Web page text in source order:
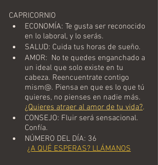
CAPRICORNIO
ECONOMÍA: Te gusta ser reconocido
en lo laboral, y lo serás.
SALUD: Cuida tus horas de sueño.
AMOR:  No te quedes enganchado a
un ideal que solo existe en tu
cabeza. Reencuentrate contigo
mism@. Piensa en que es lo que tú
quieres, no pienses en nadie más.
¿Quieres atraer al amor de tu vida?.
CONSEJO: Fluir será sensacional.
Confía.
NÚMERO DEL DÍA: 36
¿A QUÉ ESPERAS? LLÁMANOS